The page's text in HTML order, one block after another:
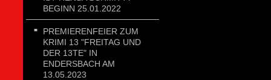
BEGINN 25.01.2022
PREMIERENFEIER ZUM
KRIMI 13 "FREITAG UND
DER 13TE" IN
ENDERSBACH AM
13.05.2023